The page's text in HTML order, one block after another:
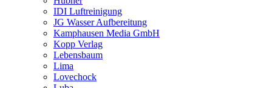
IDI Luftreinigung
JG Wasser Aufbereitung
Kamphausen Media GmbH
Kopp Verlag
Lebensbaum
Lima
Lovechock